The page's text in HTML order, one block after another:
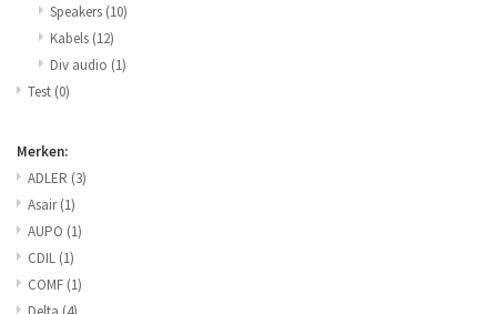
Speakers (10)
Kabels (12)
Div audio (1)
Test (0)
Merken:
ADLER (3)
Asair(1)
AUPO (1)
CDIL (1)
COMF (1)